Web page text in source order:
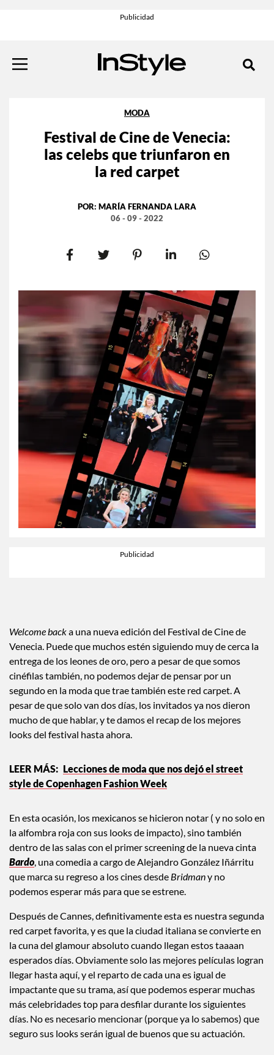
MODA
Festival de Cine de Venecia:
las celebs que triunfaron en
la red carpet
POR: MARÍA FERNANDA LARA
06 - 09 - 2022
Welcome backa una nueva edición del Festival de Cine de
Venecia. Puede que muchos estén siguiendo muy de cerca la
entrega de los leones de oro, pero a pesar de que somos
cinéfilas también, no podemos dejar de pensar por un
segundo en la moda que trae también este red carpet. A
pesar de que solo van dos días, los invitados ya nos dieron
mucho de que hablar, y te damos el recap de los mejores
looks del festival hasta ahora.
Lecciones de moda que nos dejó el street
style de Copenhagen Fashion Week
En esta ocasión, los mexicanos se hicieron notar ( y no solo en
la alfombra roja con sus looks de impacto), sino también
dentro de las salas con el primer screening de la nueva cinta
Bardo, una comedia a cargo de Alejandro González Iñárritu
que marca su regreso a los cines desde Bridmany no
podemos esperar más para que se estrene.
Después de Cannes, definitivamente esta es nuestra segunda
red carpet favorita, y es que la ciudad italiana se convierte en
la cuna del glamour absoluto cuando llegan estos taaaan
esperados días. Obviamente solo las mejores películas logran
llegar hasta aquí, y el reparto de cada una es igual de
impactante que su trama, así que podemos esperar muchas
más celebridades top para desfilar durante los siguientes
días. No es necesario mencionar (porque ya lo sabemos) que
seguro sus looks serán igual de buenos que su actuación.